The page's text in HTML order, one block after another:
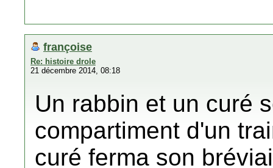
françoise
Re: histoire drole
21 décembre 2014, 08:18
Un rabbin et un curé
compartiment d'un
curé ferma son